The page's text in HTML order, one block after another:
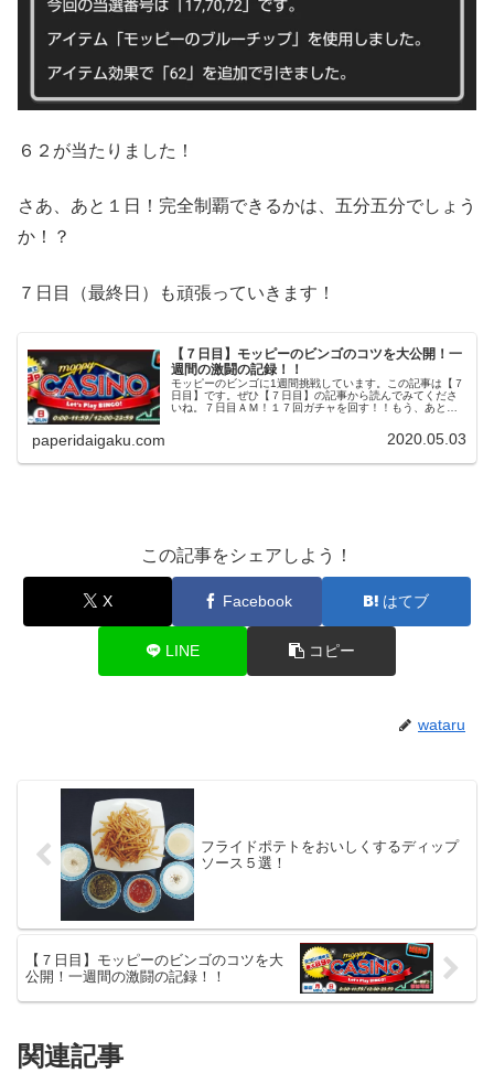
６２が当たりました！
さあ、あと１日！完全制覇できるかは、五分五分でしょう
か！？
７日目（最終日）も頑張っていきます！
【７日目】モッピーのビンゴのコツを大公開！一
週間の激闘の記録！！
モッピーのビンゴに1週間挑戦しています。この記事は【７
日目】です。ぜひ【７日目】の記事から読んでみてくださ
いね。７日目ＡＭ！１７回ガチャを回す！！もう、あとが
paperidaigaku.com 2020.05.03
この記事をシェアしよう！
X Facebook はてブ
LINE コピー
wataru
フライドポテトをおいしくするディップ
ソース５選！
【７日目】モッピーのビンゴのコツを大
公開！一週間の激闘の記録！！
関連記事